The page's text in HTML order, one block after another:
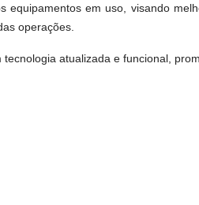
em uso, visando
operações.
atualizada e funcional,